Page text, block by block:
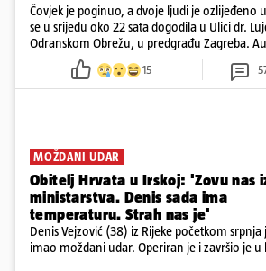
Čovjek je poginuo, a dvoje ljudi je ozlijeđeno
se u srijedu oko 22 sata dogodila u Ulici dr.
Odranskom Obrežu, u predgrađu Zagreba.
neutvrđenih razloga sletio s kolnika, a od
prepolovilo.
15
MOŽDANI UDAR
Obitelj Hrvata u Irskoj: 'Zovu nas
ministarstva. Denis sada ima
temperaturu. Strah nas je'
Denis Vejzović (38) iz Rijeke početkom srpnja
imao moždani udar. Operiran je i završio je u